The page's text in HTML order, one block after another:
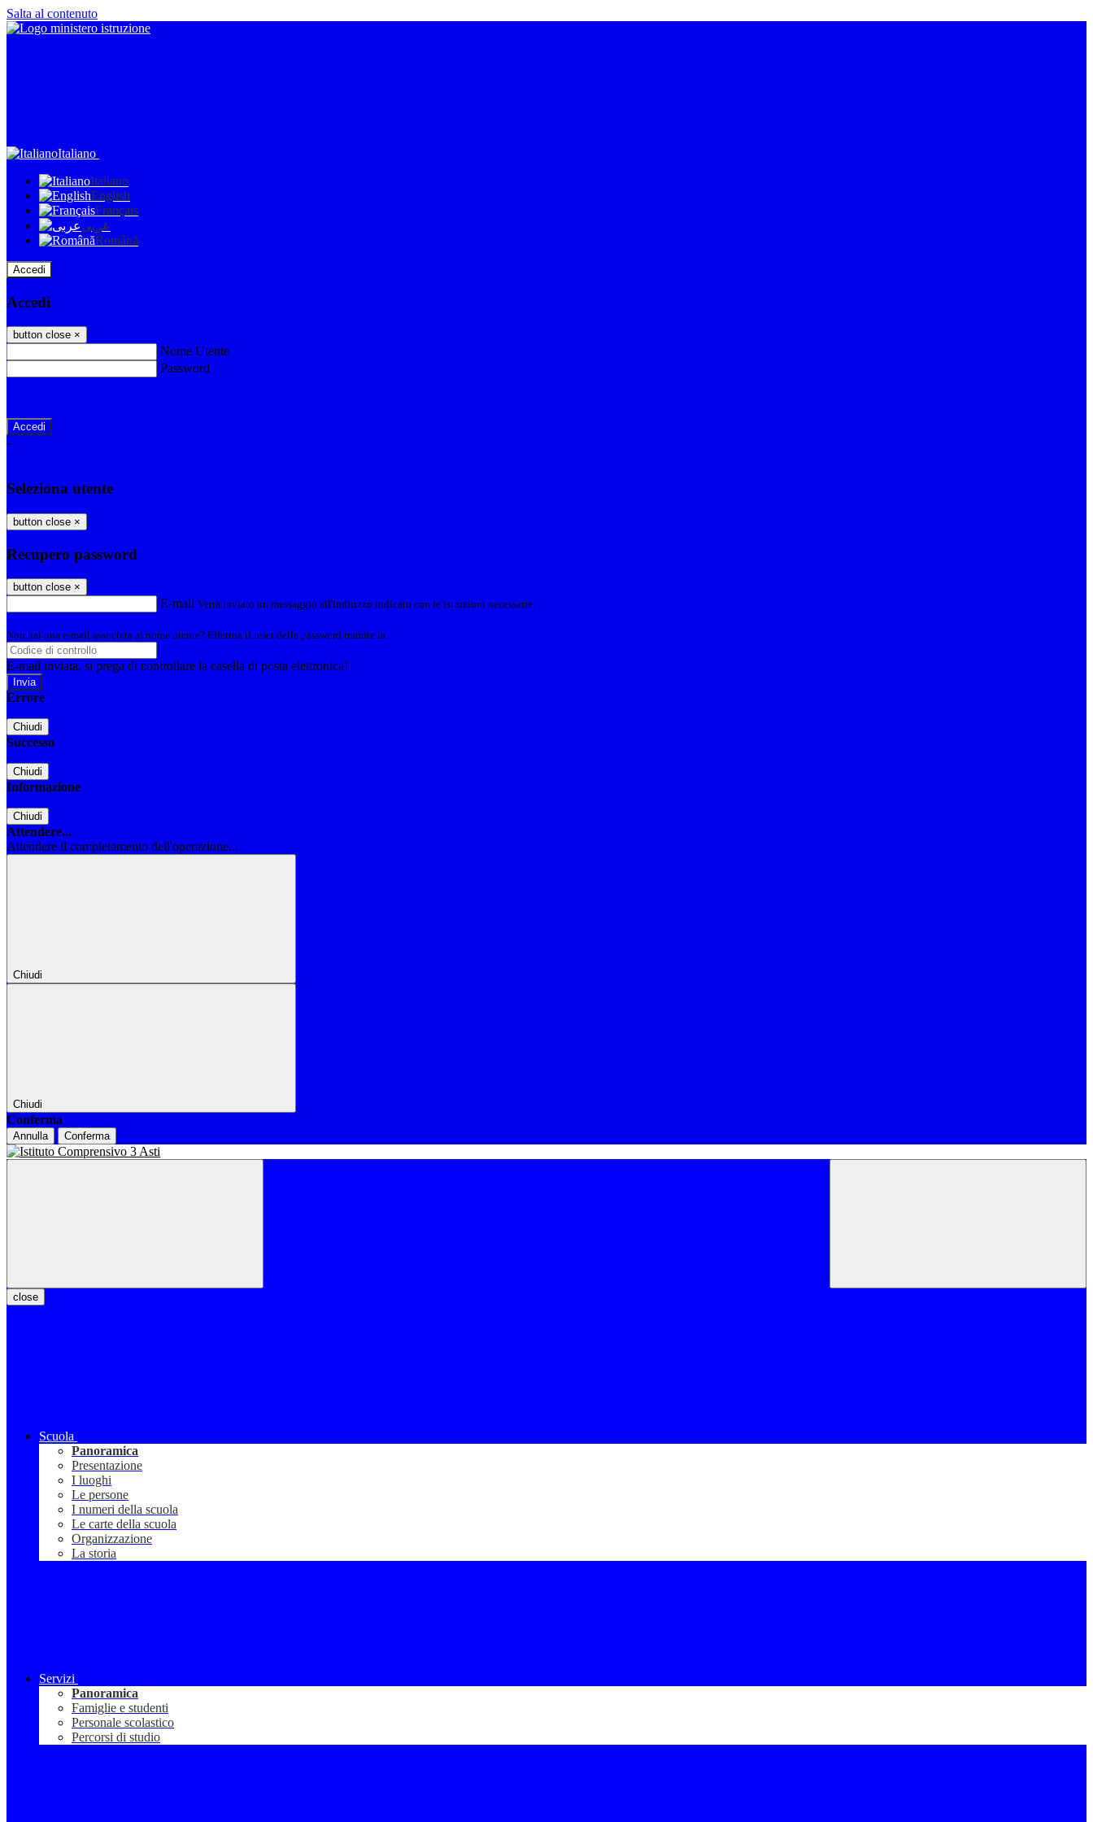
Salta al contenuto
Italiano
Italiano
English
Français
عربى
Română
Accedi
Accedi
button close ×
Nome Utente
Password
-
Seleziona utente
button close ×
Recupero password
button close ×
E-mail Verrà inviato un messaggio all'indirizzo indicato con le istruzioni necessarie.
Non hai una e-mail associata al nome utente? Effettua il reset della password tramite la
E-mail inviata, si prega di controllare la casella di posta elettronica!
Errore
Chiudi
Successo
Chiudi
Informazione
Chiudi
Attendere...
Attendere il completamento dell'operazione...
Chiudi
Chiudi
Conferma
Annulla Conferma
close
Scuola
Panoramica
Presentazione
I luoghi
Le persone
I numeri della scuola
Le carte della scuola
Organizzazione
La storia
Servizi
Panoramica
Famiglie e studenti
Personale scolastico
Percorsi di studio